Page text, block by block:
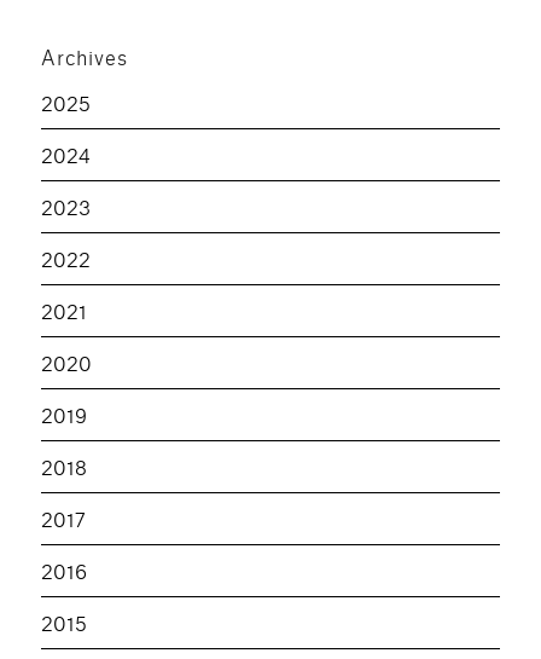
Archives
2025
2024
2023
2022
2021
2020
2019
2018
2017
2016
2015